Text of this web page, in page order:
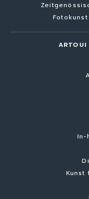
Fotokunst
In-
Kunst